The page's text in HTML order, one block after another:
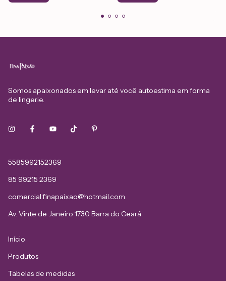
Somos apaixonados em levar até você autoestima em forma
de lingerie.
5585992152369
85 99215 2369
comercial.finapaixao@hotmail.com
Av. Vinte de Janeiro 1730 Barra do Ceará
Início
Produtos
Tabelas de medidas